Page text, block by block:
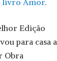
Edição
para casa a
Obra